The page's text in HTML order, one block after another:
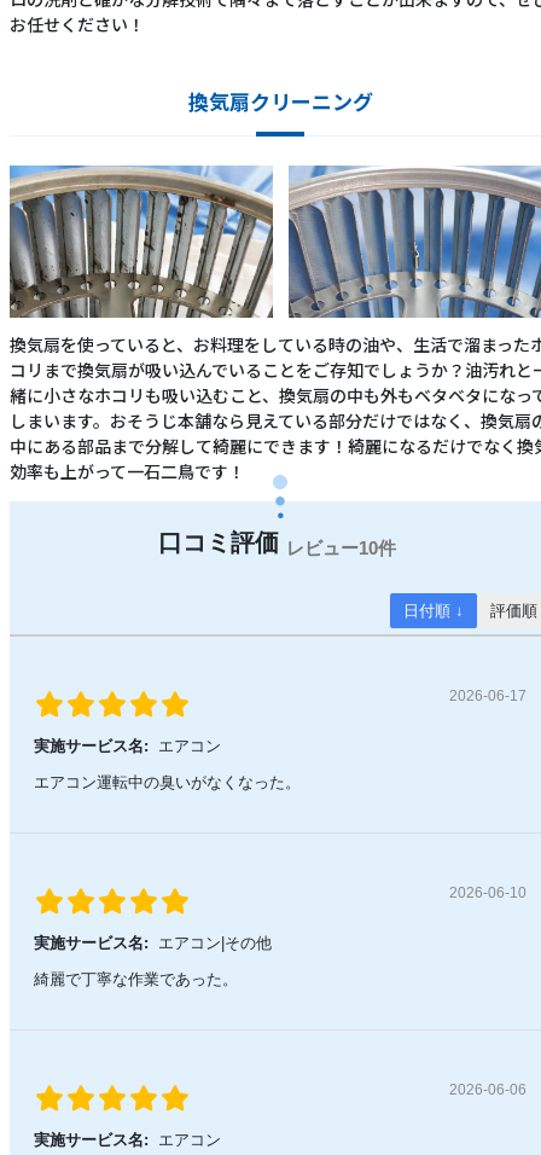
お任せください！
換気扇クリーニング
換気扇を使っていると、お料理をしている時の油や、生活で溜まった
コリまで換気扇が吸い込んでいることをご存知でしょうか？油汚れと
緒に小さなホコリも吸い込むこと、換気扇の中も外もベタベタになっ
しまいます。おそうじ本舗なら見えている部分だけではなく、換気扇
中にある部品まで分解して綺麗にできます！綺麗になるだけでなく換
効率も上がって一石二鳥です！
10件
日付順 ↓ 評価順
2026-06-17
実施サービス名:
エアコン
エアコン運転中の臭いがなくなった。
2026-06-10
実施サービス名:
エアコン|その他
綺麗で丁寧な作業であった。
2026-06-06
実施サービス名:
エアコン